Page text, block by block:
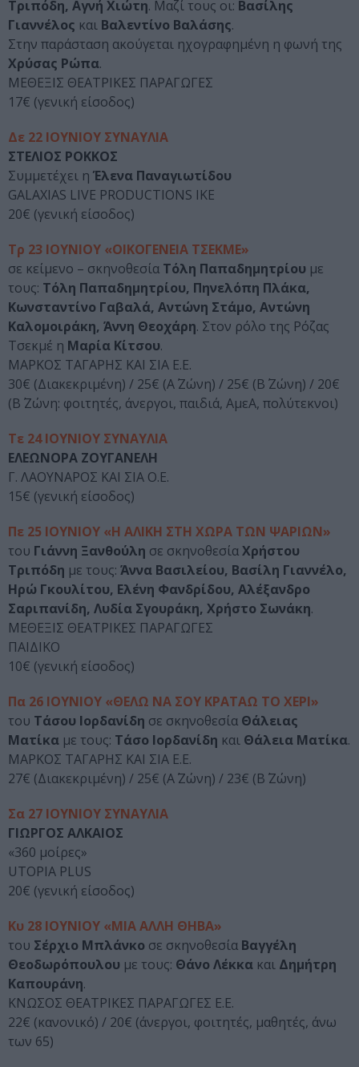
Τριπόδη, Αγνή Χιώτη. Μαζί τους οι: Βασίλης
Γιαννέλος και Βαλεντίνο Βαλάσης.
Στην παράσταση ακούγεται ηχογραφημένη η φωνή της
Χρύσας Ρώπα.
ΜΕΘΕΞΙΣ ΘΕΑΤΡΙΚΕΣ ΠΑΡΑΓΩΓΕΣ
17€ (γενική είσοδος)
Δε 22 ΙΟΥΝΙΟΥ ΣΥΝΑΥΛΙΑ
ΣΤΕΛΙΟΣ ΡΟΚΚΟΣ
Συμμετέχει η Έλενα Παναγιωτίδου
GALAXIAS LIVE PRODUCTIONS IKE
20€ (γενική είσοδος)
Τρ 23 ΙΟΥΝΙΟΥ «ΟΙΚΟΓΕΝΕΙΑ ΤΣΕΚΜΕ»
σε κείμενο – σκηνοθεσία Τόλη Παπαδημητρίου με
τους: Τόλη Παπαδημητρίου, Πηνελόπη Πλάκα,
Κωνσταντίνο Γαβαλά, Αντώνη Στάμο, Αντώνη
Καλομοιράκη, Άννη Θεοχάρη. Στον ρόλο της Ρόζας
Τσεκμέ η Μαρία Κίτσου.
ΜΑΡΚΟΣ ΤΑΓΑΡΗΣ ΚΑΙ ΣΙΑ Ε.Ε.
30€ (Διακεκριμένη) / 25€ (Α΄ Ζώνη) / 25€ (Β΄ Ζώνη) / 20€
(Β΄ Ζώνη: φοιτητές, άνεργοι, παιδιά, ΑμεΑ, πολύτεκνοι)
Τε 24 ΙΟΥΝΙΟΥ ΣΥΝΑΥΛΙΑ
ΕΛΕΩΝΟΡΑ ΖΟΥΓΑΝΕΛΗ
Γ. ΛΑΟΥΝΑΡΟΣ ΚΑΙ ΣΙΑ Ο.Ε.
15€ (γενική είσοδος)
Πε 25 ΙΟΥΝΙΟΥ «Η ΑΛΙΚΗ ΣΤΗ ΧΩΡΑ ΤΩΝ ΨΑΡΙΩΝ»
του Γιάννη Ξανθούλη σε σκηνοθεσίαΧρήστου
Τριπόδη με τους: Άννα Βασιλείου, Βασίλη Γιαννέλο,
Ηρώ Γκουλίτου, Ελένη Φανδρίδου, Αλέξανδρο
Σαριπανίδη, Λυδία Σγουράκη, Χρήστο Σωνάκη.
ΜΕΘΕΞΙΣ ΘΕΑΤΡΙΚΕΣ ΠΑΡΑΓΩΓΕΣ
ΠΑΙΔΙΚΟ
10€ (γενική είσοδος)
Πα 26 ΙΟΥΝΙΟΥ «ΘΕΛΩ ΝΑ ΣΟΥ ΚΡΑΤΑΩ ΤΟ ΧΕΡΙ»
του Τάσου Ιορδανίδη σε σκηνοθεσία Θάλειας
Ματίκα με τους: Τάσο Ιορδανίδη και Θάλεια Ματίκα.
ΜΑΡΚΟΣ ΤΑΓΑΡΗΣ ΚΑΙ ΣΙΑ Ε.Ε.
27€ (Διακεκριμένη) / 25€ (Α΄ Ζώνη) / 23€ (Β΄ Ζώνη)
Σα 27 ΙΟΥΝΙΟΥ ΣΥΝΑΥΛΙΑ
ΓΙΩΡΓΟΣ ΑΛΚΑΙΟΣ
«360 μοίρες»
UTOPIA PLUS
20€ (γενική είσοδος)
Κυ 28 ΙΟΥΝΙΟΥ «ΜΙΑ ΑΛΛΗ ΘΗΒΑ»
του Σέρχιο Μπλάνκο σε σκηνοθεσία Βαγγέλη
Θεοδωρόπουλου με τους: Θάνο Λέκκα και Δημήτρη
Καπουράνη.
ΚΝΩΣΟΣ ΘΕΑΤΡΙΚΕΣ ΠΑΡΑΓΩΓΕΣ Ε.Ε.
22€ (κανονικό) / 20€ (άνεργοι, φοιτητές, μαθητές, άνω
των 65)